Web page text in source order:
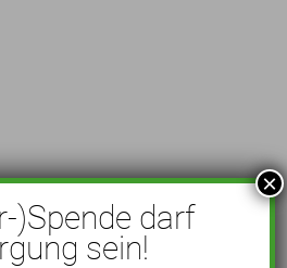
)Spende darf
sein!
×